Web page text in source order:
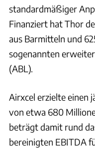
standardmäßiger
Finanziert hat Thor
aus Barmitteln und
sogenannten
(ABL).
Airxcel erzielte einen
von etwa 680
beträgt damit rund
bereinigten EBITDA